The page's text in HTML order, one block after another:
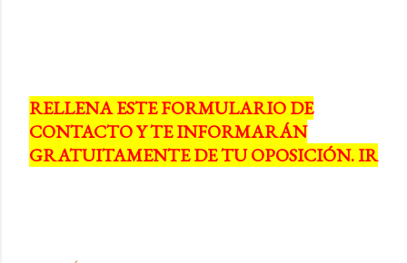
RELLENA ESTE FORMULARIO DE
CONTACTO Y TE INFORMARÁN
GRATUITAMENTE DE TU OPOSICIÓN. IR